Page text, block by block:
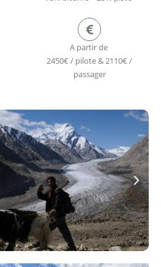
A partir de
2450€ / pilote & 2110€ /
passager